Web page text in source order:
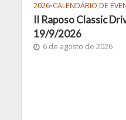
2026•CALENDÁRIO DE
II Raposo Classic
19/9/2026
6 de agosto de 2026